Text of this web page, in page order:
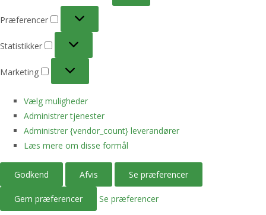
Præferencer
Statistikker
Marketing
Vælg muligheder
Administrer tjenester
Administrer {vendor_count} leverandører
Læs mere om disse formål
Godkend Afvis Se præferencer
Gem præferencer Se præferencer